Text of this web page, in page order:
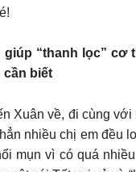
giúp “thanh lọc” cơ
cần biết
Xuân về, đi cùng với
nhiều chị em đều
mụn vì có quá